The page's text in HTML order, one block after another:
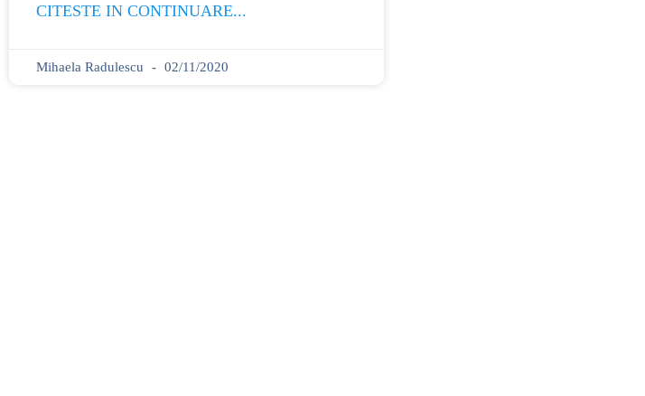
CITESTE IN CONTINUARE...
Mihaela Radulescu 02/11/2020